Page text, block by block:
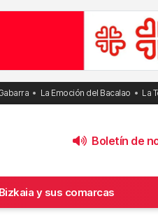
La Emoción del Bacalao La
Boletín de
Bizkaia y sus comarcas